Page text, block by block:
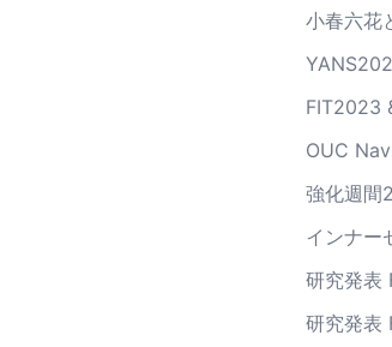
小春六花
FIT2023
OUC
強化週間
インナー
研究発表
研究発表